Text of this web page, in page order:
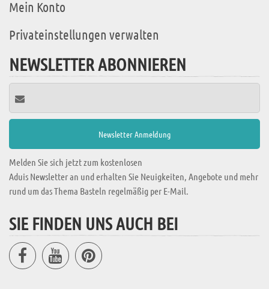
Mein Konto
Privateinstellungen verwalten
NEWSLETTER ABONNIEREN
Melden Sie sich jetzt zum kostenlosen
Aduis Newsletter an und erhalten Sie Neuigkeiten, Angebote und mehr
rund um das Thema Basteln regelmäßig per E-Mail.
SIE FINDEN UNS AUCH BEI